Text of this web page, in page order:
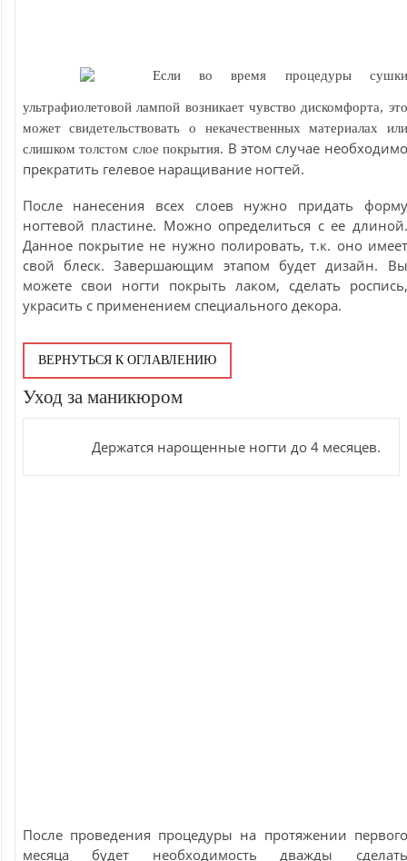
Если во время процедуры сушки
ультрафиолетовой лампой возникает чувство дискомфорта, это
может свидетельствовать о некачественных материалах или
слишком толстом слое покрытия. В этом случае необходимо
прекратить гелевое наращивание ногтей.
После нанесения всех слоев нужно придать форму
ногтевой пластине. Можно определиться с ее длиной.
Данное покрытие не нужно полировать, т.к. оно имеет
свой блеск. Завершающим этапом будет дизайн. Вы
можете свои ногти покрыть лаком, сделать роспись,
украсить с применением специального декора.
ВЕРНУТЬСЯ К ОГЛАВЛЕНИЮ
Уход за маникюром
Держатся нарощенные ногти до 4 месяцев.
После проведения процедуры на протяжении первого
месяца будет необходимость дважды сделать